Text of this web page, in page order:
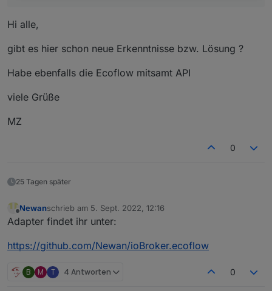
Hi alle,
gibt es hier schon neue Erkenntnisse bzw. Lösung ?
Habe ebenfalls die Ecoflow mitsamt API
viele Grüße
MZ
0
25 Tagen später
Offline
Newanschrieb am 5. Sept. 2022, 12:16
zuletzt editiert von
Adapter findet ihr unter:
https://github.com/Newan/ioBroker.ecoflow
B M T 4 Antworten 0